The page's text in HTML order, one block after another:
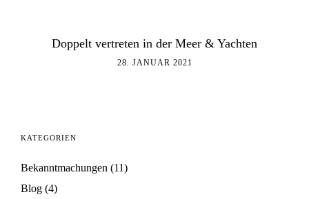
Doppelt vertreten in der Meer & Yachten
28. JANUAR 2021
KATEGORIEN
Bekanntmachungen (11)
Blog (4)